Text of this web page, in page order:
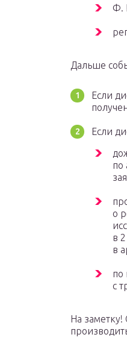
Ф.
Дальше
Если
Если
по
о
в
в
по
с
На